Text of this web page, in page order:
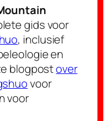
gids voor
, inclusief
en
blogpostover
voor
voor